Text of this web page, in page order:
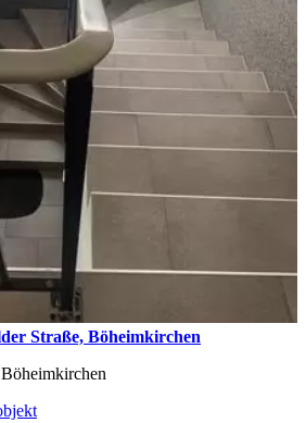
Straße, Böheimkirchen
Böheimkirchen